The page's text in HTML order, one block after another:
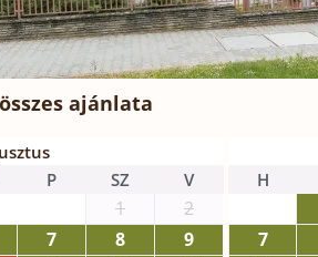
összes ajánlata
P SZ V
1
2
7 8
9
H
7